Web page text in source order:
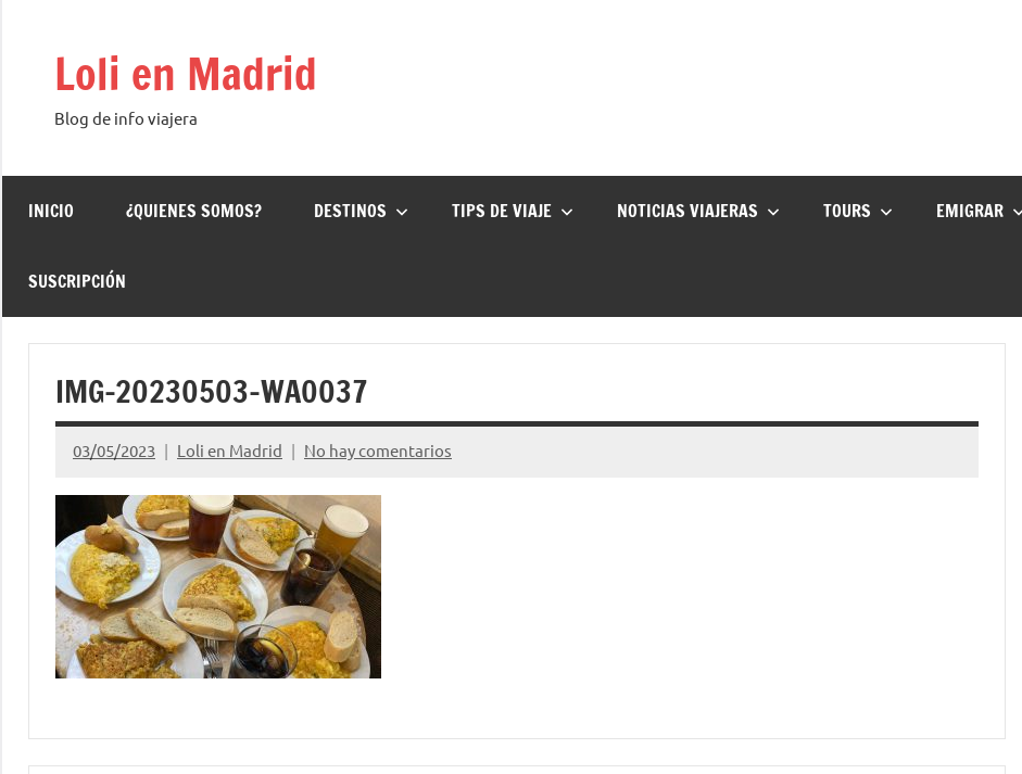
contenidoLoli en Madrid
Blog de info viajera
INICIO ¿QUIENES SOMOS? DESTINOS TIPS DE VIAJE NOTICIAS VIAJERAS TOURS EMIGRAR
SUSCRIPCIÓN
IMG-20230503-WA0037
03/05/2023 Loli en Madrid No hay comentarios